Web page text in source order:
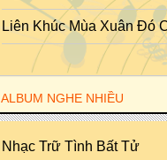
Liên Khúc Mùa Xuân Đó
ALBUM NGHE NHIỀU
Nhạc Trữ Tình Bất Tử